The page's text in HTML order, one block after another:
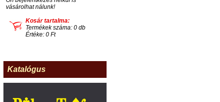
vásárolhat nálunk!
Kosár tartalma:
Termékek száma: 0 db
Értéke: 0 Ft
Katalógus